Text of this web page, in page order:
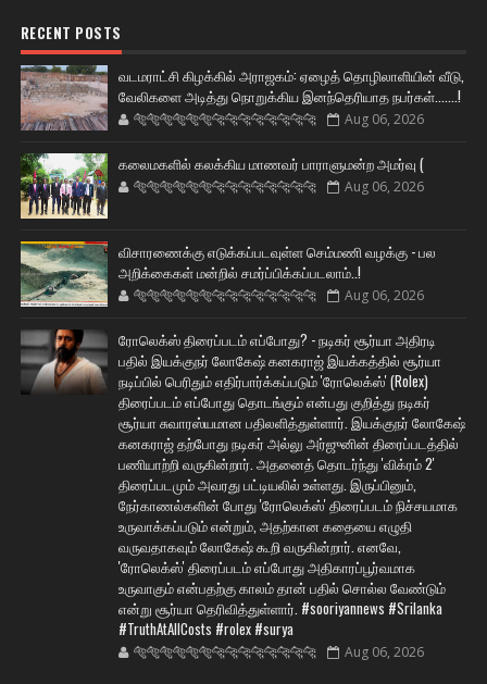
RECENT POSTS
வடமராட்சி கிழக்கில் அராஜகம்: ஏழைத் தொழிலாளியின் வீடு,
வேலிகளை அடித்து நொறுக்கிய இனந்தெரியாத நபர்கள்.......!
🐅🐅🐅🐅🐅🐅🐆🐆🐆🐆🐆🐆🐆🐆 Aug 06, 2026
கலைமகளில் கலக்கிய மாணவர் பாராளுமன்ற அமர்வு (
🐅🐅🐅🐅🐅🐅🐆🐆🐆🐆🐆🐆🐆🐆 Aug 06, 2026
விசாரணைக்கு எடுக்கப்படவுள்ள செம்மணி வழக்கு - பல
அறிக்கைகள் மன்றில் சமர்ப்பிக்கப்படலாம்..!
🐅🐅🐅🐅🐅🐅🐆🐆🐆🐆🐆🐆🐆🐆 Aug 06, 2026
ரோலெக்ஸ் திரைப்படம் எப்போது? - நடிகர் சூர்யா அதிரடி
பதில் இயக்குநர் லோகேஷ் கனகராஜ் இயக்கத்தில் சூர்யா
நடிப்பில் பெரிதும் எதிர்பார்க்கப்படும் 'ரோலெக்ஸ்' (Rolex)
திரைப்படம் எப்போது தொடங்கும் என்பது குறித்து நடிகர்
சூர்யா சுவாரஸ்யமான பதிலளித்துள்ளார். இயக்குநர் லோகேஷ்
கனகராஜ் தற்போது நடிகர் அல்லு அர்ஜுனின் திரைப்படத்தில்
பணியாற்றி வருகின்றார். அதனைத் தொடர்ந்து 'விக்ரம் 2'
திரைப்படமும் அவரது பட்டியலில் உள்ளது. இருப்பினும்,
நேர்காணல்களின் போது 'ரோலெக்ஸ்' திரைப்படம் நிச்சயமாக
உருவாக்கப்படும் என்றும், அதற்கான கதையை எழுதி
வருவதாகவும் லோகேஷ் கூறி வருகின்றார். எனவே,
'ரோலெக்ஸ்' திரைப்படம் எப்போது அதிகாரப்பூர்வமாக
உருவாகும் என்பதற்கு காலம் தான் பதில் சொல்ல வேண்டும்
என்று சூர்யா தெரிவித்துள்ளார். #sooriyannews #Srilanka
#TruthAtAllCosts #rolex #surya
🐅🐅🐅🐅🐅🐅🐆🐆🐆🐆🐆🐆🐆🐆 Aug 06, 2026